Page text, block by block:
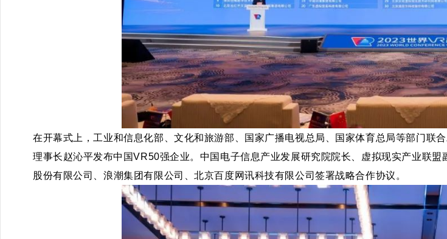
在开幕式上， 工业和信息化部、文化和旅游部、国家广播电视总局、国家体育总局等部门联
理事长赵沁平发布中国VR50强企业。 中国电子信息产业发展研究院院长、虚拟现实产业联
股份有限公司、浪潮集团有限公司、北京百度网讯科技有限公司签署战略合作协议。